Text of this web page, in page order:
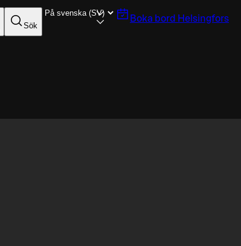
Sök
Boka bord Helsingfors